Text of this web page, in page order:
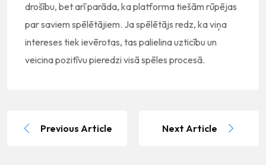
drošību, bet arī parāda, ka platforma tiešām rūpējas
par saviem spēlētājiem. Ja spēlētājs redz, ka viņa
intereses tiek ievērotas, tas palielina uzticību un
veicina pozitīvu pieredzi visā spēles procesā.
Previous Article Next Article